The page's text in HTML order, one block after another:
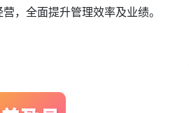
，全面提升管理效率及业绩。